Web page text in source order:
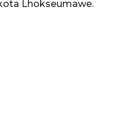
Lhokseumawe.